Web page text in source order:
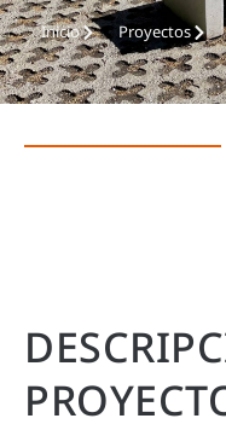
Inicio Proyectos